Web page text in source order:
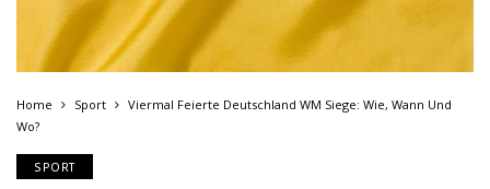
Home Sport
Viermal Feierte Deutschland WM Siege: Wie, Wann Und
Wo?
SPORT